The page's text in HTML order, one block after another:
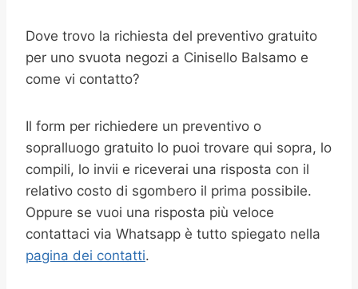
Dove trovo la richiesta del preventivo gratuito
per uno svuota negozi a Cinisello Balsamo e
come vi contatto?
Il form per richiedere un preventivo o
sopralluogo gratuito lo puoi trovare qui sopra, lo
compili, lo invii e riceverai una risposta con il
relativo costo di sgombero il prima possibile.
Oppure se vuoi una risposta più veloce
contattaci via Whatsapp è tutto spiegato nella
pagina dei contatti.